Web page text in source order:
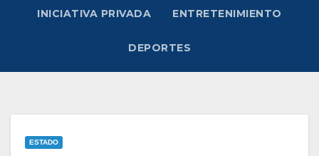
INICIATIVA PRIVADA ENTRETENIMIENTO
DEPORTES
ESTADO